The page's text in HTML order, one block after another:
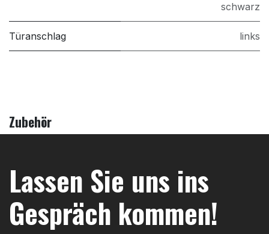
schwarz
Türanschlag links
Zubehör
Lassen Sie uns ins
Gespräch kommen!